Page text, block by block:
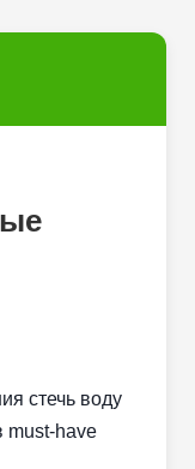
стечь воду
must-have